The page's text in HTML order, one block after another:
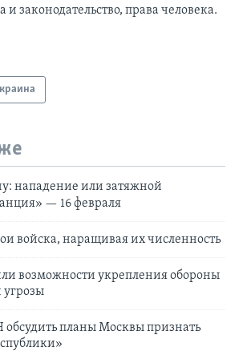
и законодательство, права человека.
нападение или затяжной
— 16 февраля
войска, наращивая их численность
возможности укрепления обороны
угрозы
планы Москвы признать